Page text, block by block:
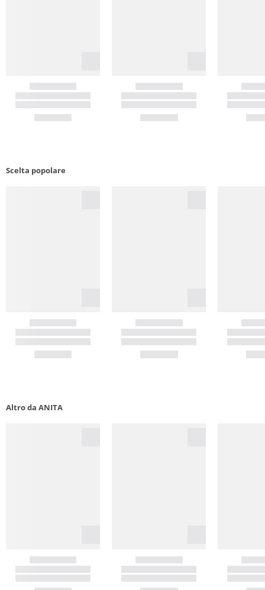
Scelta popolare
Altro da ANITA